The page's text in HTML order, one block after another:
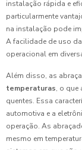
instalação rápida e
particularmente
na instalação pode
A facilidade de uso
operacional em
Além disso, as
temperaturas, o que
quentes. Essa
automotiva e a
operação. As
mesmo em